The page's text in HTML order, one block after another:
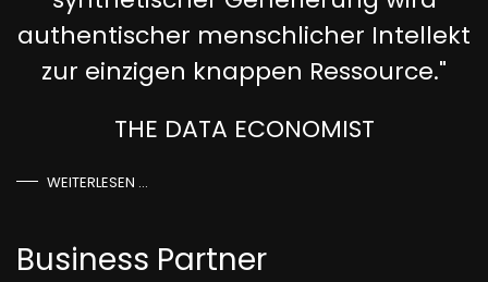
authentischer menschlicher Intellekt
zur einzigen knappen Ressource."
THE DATA ECONOMIST
WEITERLESEN …
Business Partner